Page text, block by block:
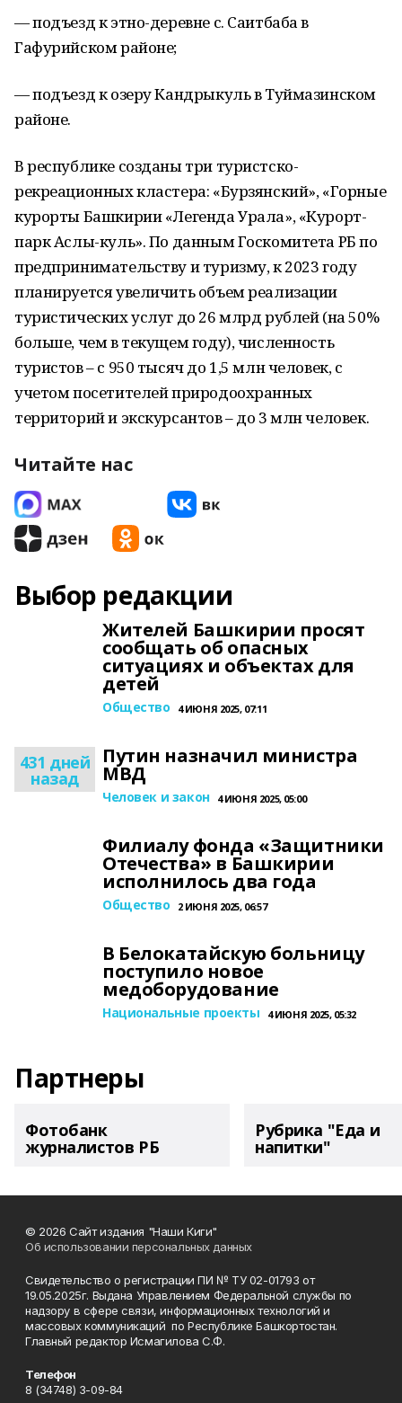
— подъезд к этно-деревне с. Саитбаба в
Гафурийском районе;
— подъезд к озеру Кандрыкуль в Туймазинском
районе.
В республике созданы три туристско-
рекреационных кластера: «Бурзянский», «Горные
курорты Башкирии «Легенда Урала», «Курорт-
парк Аслы-куль». По данным Госкомитета РБ по
предпринимательству и туризму, к 2023 году
планируется увеличить объем реализации
туристических услуг до 26 млрд рублей (на 50%
больше, чем в текущем году), численность
туристов – с 950 тысяч до 1,5 млн человек, с
учетом посетителей природоохранных
территорий и экскурсантов – до 3 млн человек.
Читайте нас
Выбор редакции
Жителей Башкирии просят
сообщать об опасных
ситуациях и объектах для
детей
Общество 4 ИЮНЯ 2025, 07:11
431 дней
назад
Путин назначил министра
МВД
Человек и закон 4 ИЮНЯ 2025, 05:00
Филиалу фонда «Защитники
Отечества» в Башкирии
исполнилось два года
Общество 2 ИЮНЯ 2025, 06:57
В Белокатайскую больницу
поступило новое
медоборудование
Национальные проекты 4 ИЮНЯ 2025, 05:32
Партнеры
Фотобанк
журналистов РБ
Рубрика "Еда и
напитки"
© 2026 Сайт издания "Наши Киги"
Об использовании персональных данных
Свидетельство о регистрации ПИ № ТУ 02-01793 от
19.05.2025г. Выдана Управлением Федеральной службы по
надзору в сфере связи, информационных технологий и
массовых коммуникаций по Республике Башкортостан.
Главный редактор Исмагилова С.Ф.
Телефон
8 (34748) 3-09-84